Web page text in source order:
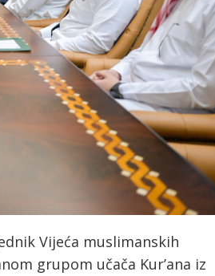
Vijeća muslimanskih
grupom učača Kur’ana iz